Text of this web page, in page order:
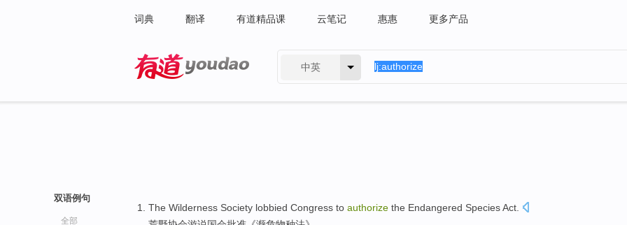
词典 翻译 有道精品课 云笔记 惠惠 更多产品
中英
双语例句
全部
The Wilderness Society lobbied Congress to authorize the Endangered SpeciesAct.